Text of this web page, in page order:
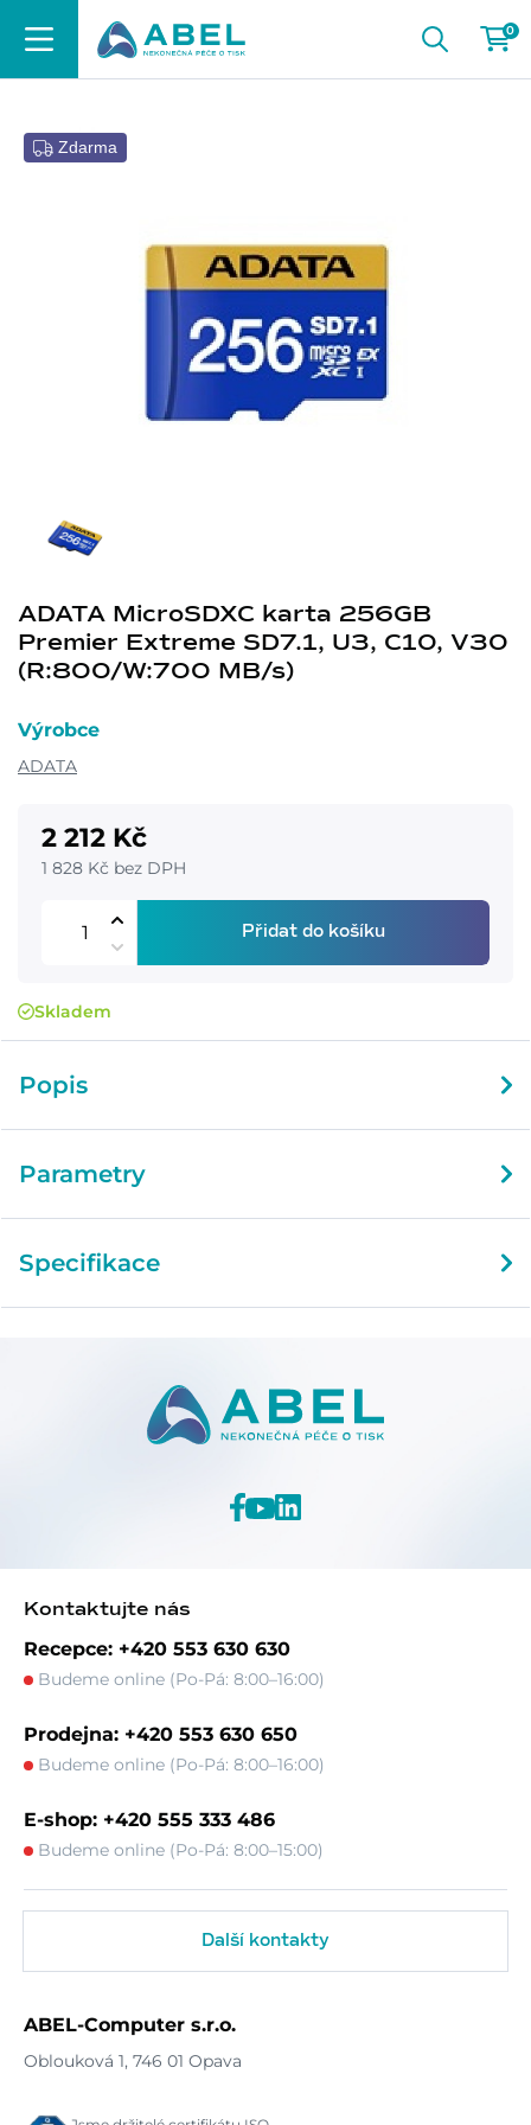
0
Zdarma
ADATA MicroSDXC karta 256GB
Premier Extreme SD7.1, U3, C10, V30
(R:800/W:700 MB/s)
Výrobce
ADATA
2 212 Kč
1 828 Kč bez DPH
Přidat do košíku
Skladem
Popis
Parametry
Specifikace
Kontaktujte nás
Recepce: +420 553 630 630
Budeme online (Po-Pá: 8:00–16:00)
Prodejna: +420 553 630 650
Budeme online (Po-Pá: 8:00–16:00)
E-shop: +420 555 333 486
Budeme online (Po-Pá: 8:00–15:00)
Další kontakty
ABEL-Computer s.r.o.
Oblouková 1, 746 01 Opava